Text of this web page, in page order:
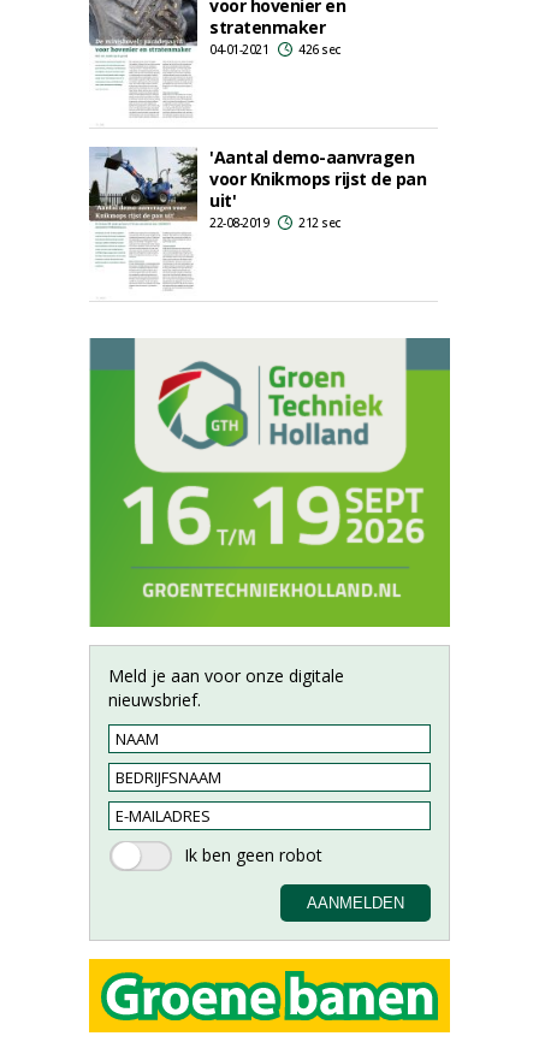
voor hovenier en
stratenmaker
04-01-2021 426 sec
'Aantal demo-aanvragen
voor Knikmops rijst de pan
uit'
22-08-2019 212 sec
Meld je aan voor onze digitale
nieuwsbrief.